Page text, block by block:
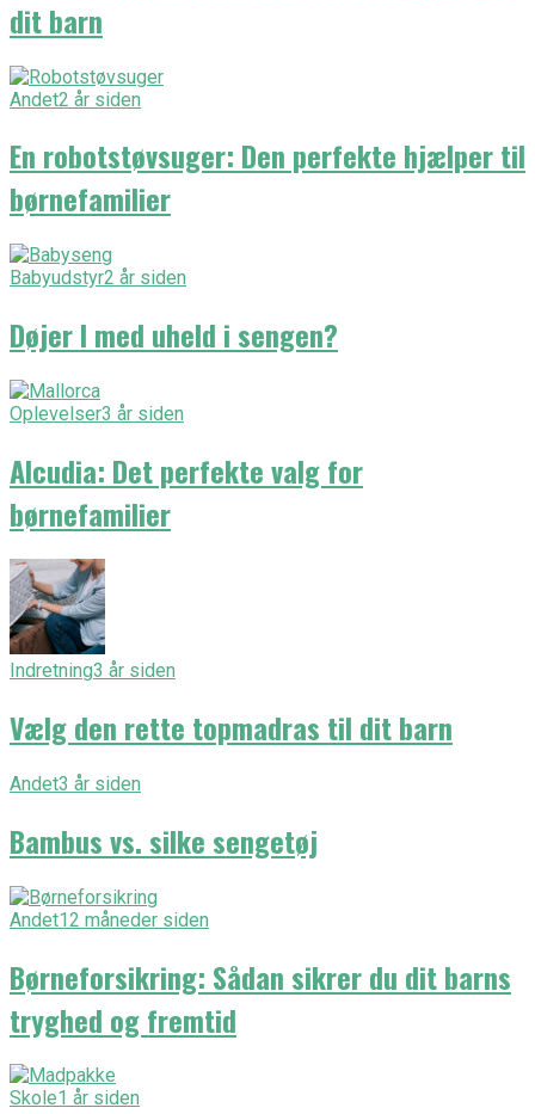
dit barn
Andet2 år siden
En robotstøvsuger: Den perfekte hjælper til
børnefamilier
Babyudstyr2 år siden
Døjer I med uheld i sengen?
Oplevelser3 år siden
Alcudia: Det perfekte valg for
børnefamilier
Indretning3 år siden
Vælg den rette topmadras til dit barn
Andet3 år siden
Bambus vs. silke sengetøj
Andet12 måneder siden
Børneforsikring: Sådan sikrer du dit barns
tryghed og fremtid
Skole1 år siden